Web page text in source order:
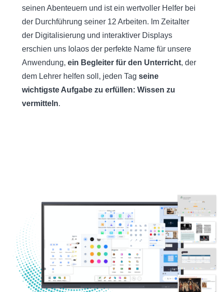
seinen Abenteuern und ist ein wertvoller Helfer bei
der Durchführung seiner 12 Arbeiten. Im Zeitalter
der Digitalisierung und interaktiver Displays
erschien uns Iolaos der perfekte Name für unsere
Anwendung, ein Begleiter für den Unterricht, der
dem Lehrer helfen soll, jeden Tag seine
wichtigste Aufgabe zu erfüllen: Wissen zu
vermitteln.